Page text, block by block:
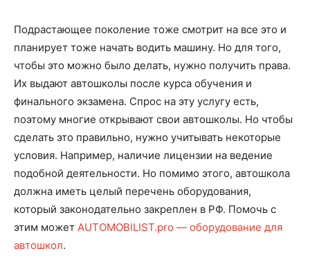
Подрастающее поколение тоже смотрит на все это и
планирует тоже начать водить машину. Но для того,
чтобы это можно было делать, нужно получить права.
Их выдают автошколы после курса обучения и
финального экзамена. Спрос на эту услугу есть,
поэтому многие открывают свои автошколы. Но чтобы
сделать это правильно, нужно учитывать некоторые
условия. Например, наличие лицензии на ведение
подобной деятельности. Но помимо этого, автошкола
должна иметь целый перечень оборудования,
который законодательно закреплен в РФ. Помочь с
этим может AUTOMOBILIST.pro — оборудование для
автошкол.